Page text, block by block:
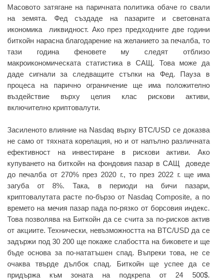
Масовото затягане на паричната политика обаче го свали
на земята. Фед създаде на пазарите и световната
икономика ликвидност. Ако през предходните две години
биткойн нарасна благодарение на желанието за печалба, то
тази година феновете му следят отблизо
макроикономическата статистика в САЩ. Това може да
даде сигнали за следващите стъпки на Фед. Пауза в
процеса на парично ограничение ще има положително
въздействие върху целия клас рискови активи,
включително криптовалути.
Засиленото влияние на Nasdaq върху BTC/USD се доказва
не само от тяхната корелация, но и от напълно различната
ефективност на инвестиране в рискови активи. Ако
купуването на биткойн на фондовия пазар в САЩ доведе
до печалба от 270% през 2020 г., то през 2022 г. ще има
загуба от 8%. Така, в периоди на бичи пазари,
криптовалутата расте по-бързо от Nasdaq Composite, а по
времето на мечия пазар пада по-рязко от борсовия индекс.
Това позволява на Биткойн да се счита за по-рисков актив
от акциите. Технически, невъзможността на BTC/USD да се
задържи под 30 200 ще покаже слабостта на биковете и ще
бъде основа за по-нататъшен спад. Въпреки това, не се
очаква твърде дълбок спад. Биткойн ще успее да се
придържа към зоната на подкрепа от 24 500$.